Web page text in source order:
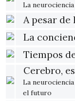
La
A pesar
La
Tiempos
Cerebro,
La
el futuro